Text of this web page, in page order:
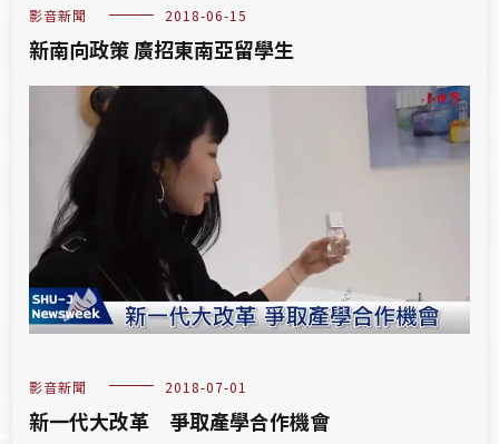
影音新聞 2018-06-15
新南向政策 廣招東南亞留學生
影音新聞 2018-07-01
新一代大改革 爭取產學合作機會